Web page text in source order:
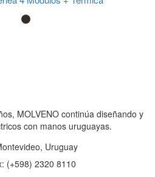
MOLVENO continúa diseñando y
con manos uruguayas.
Uruguay
(+598) 2320 8110